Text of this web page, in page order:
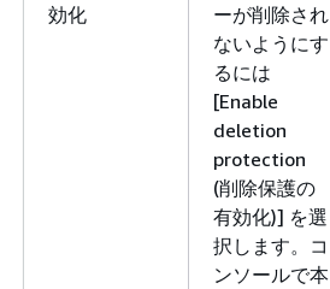
効化
ーが削除され
ないようにす
るには
[Enable
deletion
protection
(削除保護の
有効化)] を選
択します。コ
ンソールで本